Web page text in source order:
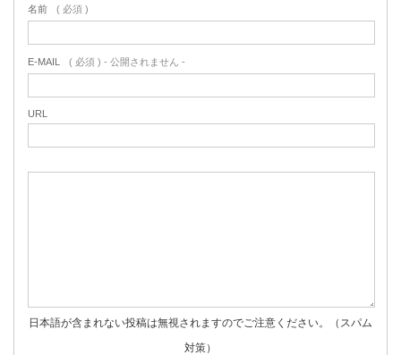
名前 ( 必須 )
E-MAIL ( 必須 ) - 公開されません -
URL
日本語が含まれない投稿は無視されますのでご注意ください。（スパム
対策）